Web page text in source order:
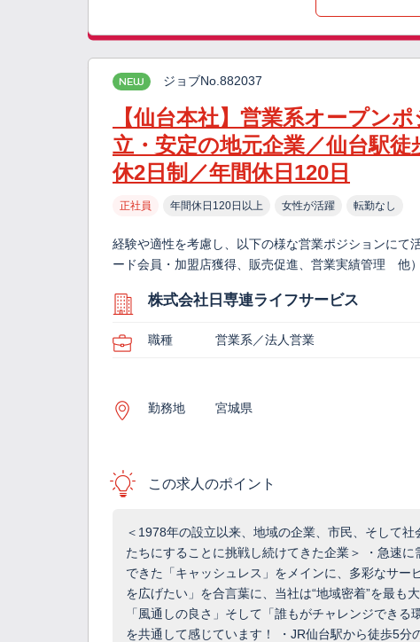
NEW ジョブNo.882037
【仙台本社】営業系オープン
立・安定の地元企業／仙台駅
休2日制／年間休日120日
正社員 年間休日120日以上 女性が活躍 転勤なし
経験や適性を考慮し、以下の様な営業ポジションにて
ード会員・加盟店獲得、販売促進、営業実績管理 他
株式会社日専連ライフサービス
職種 営業系／法人営業
勤務地 宮城県
この求人のポイント
＜1978年の設立以来、地域の企業、市民、そして
たちにすることに挑戦し続けてきた企業＞ ・急速
できた「キャッシュレス」をメインに、多彩なサー
を広げたい」を合言葉に、当社は“地域密着”を最も
「風通しの良さ」そして「誰もがチャレンジできる
を共通して感じています！ ・JR仙台駅から徒歩5分